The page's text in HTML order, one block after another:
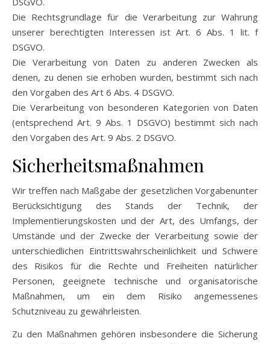
Die Rechtsgrundlage für die Verarbeitung zur Wahrung
unserer berechtigten Interessen ist Art. 6 Abs. 1 lit. f
DSGVO.
Die Verarbeitung von Daten zu anderen Zwecken als
denen, zu denen sie erhoben wurden, bestimmt sich nach
den Vorgaben des Art 6 Abs. 4 DSGVO.
Die Verarbeitung von besonderen Kategorien von Daten
(entsprechend Art. 9 Abs. 1 DSGVO) bestimmt sich nach
den Vorgaben des Art. 9 Abs. 2 DSGVO.
Sicherheitsmaßnahmen
Wir treffen nach Maßgabe der gesetzlichen Vorgabenunter
Berücksichtigung des Stands der Technik, der
Implementierungskosten und der Art, des Umfangs, der
Umstände und der Zwecke der Verarbeitung sowie der
unterschiedlichen Eintrittswahrscheinlichkeit und Schwere
des Risikos für die Rechte und Freiheiten natürlicher
Personen, geeignete technische und organisatorische
Maßnahmen, um ein dem Risiko angemessenes
Schutzniveau zu gewährleisten.
Zu den Maßnahmen gehören insbesondere die Sicherung